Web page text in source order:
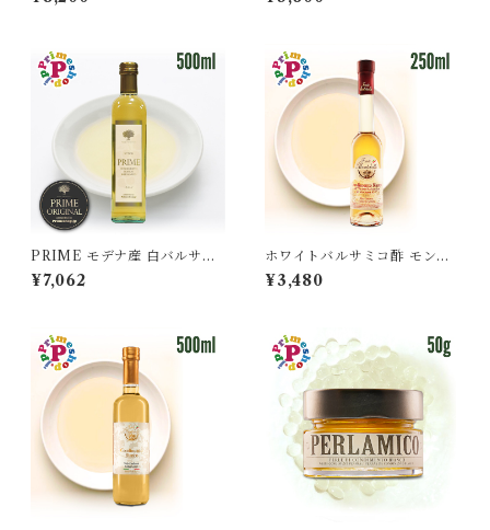
イル 250ml と プライム ホワ
ミコ 高級 FOOD ADVENTU
PRIME モデナ産 白バルサミ
コ プライムホワイトバルサミ
コ酢 500ml フードアドベンチ
¥7,062
ホワイトバルサミコ酢 モンテ
ベロ 3年 熟成 白バルサミコ酢
モデナ イタリア 樽熟成 フォン
¥3,480